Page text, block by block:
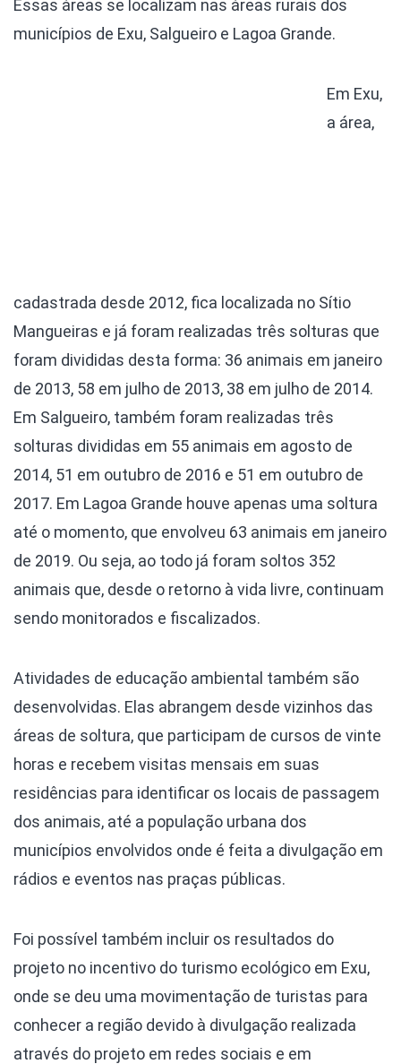
Essas áreas se localizam nas áreas rurais dos
municípios de Exu, Salgueiro e Lagoa Grande.
Em Exu,
a área,
cadastrada desde 2012, fica localizada no Sítio
Mangueiras e já foram realizadas três solturas que
foram divididas desta forma: 36 animais em janeiro
de 2013, 58 em julho de 2013, 38 em julho de 2014.
Em Salgueiro, também foram realizadas três
solturas divididas em 55 animais em agosto de
2014, 51 em outubro de 2016 e 51 em outubro de
2017. Em Lagoa Grande houve apenas uma soltura
até o momento, que envolveu 63 animais em janeiro
de 2019. Ou seja, ao todo já foram soltos 352
animais que, desde o retorno à vida livre, continuam
sendo monitorados e fiscalizados.
Atividades de educação ambiental também são
desenvolvidas. Elas abrangem desde vizinhos das
áreas de soltura, que participam de cursos de vinte
horas e recebem visitas mensais em suas
residências para identificar os locais de passagem
dos animais, até a população urbana dos
municípios envolvidos onde é feita a divulgação em
rádios e eventos nas praças públicas.
Foi possível também incluir os resultados do
projeto no incentivo do turismo ecológico em Exu,
onde se deu uma movimentação de turistas para
conhecer a região devido à divulgação realizada
através do projeto em redes sociais e em